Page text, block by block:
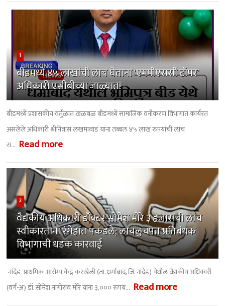
1
बीडमध्ये ४५ लाखांची लाच घेताना 'एमपीएससी टॉपर'
अधिकारी एसीबीच्या जाळ्यात!
बीडमध्ये प्रशासकीय वर्तुळात खळबळ ​बीडमध्ये सामाजिक वनीकरण विभागात कार्यरत
असलेले अधिकारी श्रीनिवास लखमावाड यांना तब्बल ४५ लाख रुपयांची लाच
स... Read more
2
वैद्यकीय अधिकारी डॉक्टर सोमेश मोरे ३ हजारांची लाच
स्वीकारताना रंगेहात पकडले; लाचलुचपत प्रतिबंधक
विभागाची धडक कारवाई
​ नांदेड प्राथमिक आरोग्य केंद्र करखेली (ता. धर्माबाद, जि. नांदेड) येथील वैद्यकीय अधिकारी
(वर्ग-अ) डॉ. सोमेश नागोराव मोरे यांना ३,००० रुपय... Read more